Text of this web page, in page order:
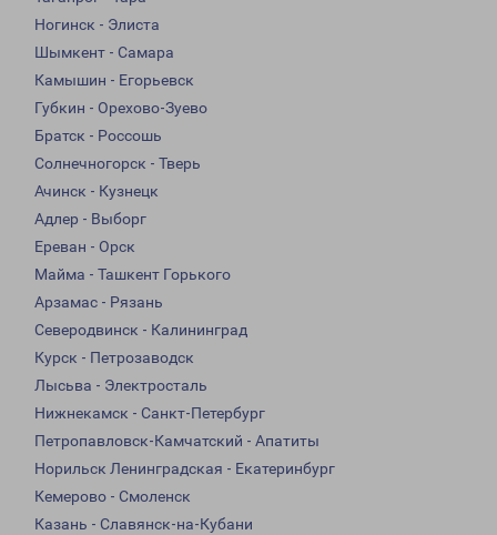
Ногинск - Элиста
Шымкент - Самара
Камышин - Егорьевск
Губкин - Орехово-Зуево
Братск - Россошь
Солнечногорск - Тверь
Ачинск - Кузнецк
Адлер - Выборг
Ереван - Орск
Майма - Ташкент Горького
Арзамас - Рязань
Северодвинск - Калининград
Курск - Петрозаводск
Лысьва - Электросталь
Нижнекамск - Санкт-Петербург
Петропавловск-Камчатский - Апатиты
Норильск Ленинградская - Екатеринбург
Кемерово - Смоленск
Казань - Славянск-на-Кубани